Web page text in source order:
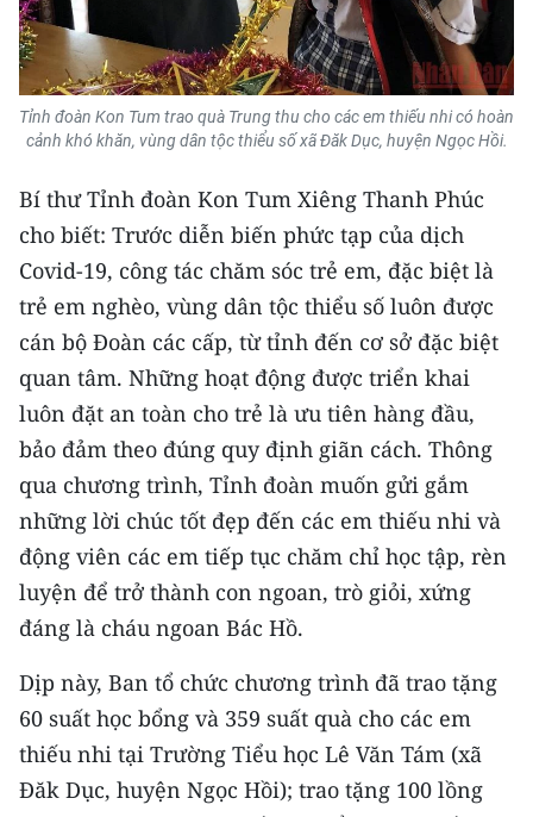
Media Y tế
Media Khoa học - Công nghệ
Media Môi trường
Infographic
TIN MỚI
TIN ĐỊA PHƯƠNG
Trung du và miền núi phía Bắc
Đồng bằng sông Hồng
Bắc Trung Bộ
Duyên hải Nam Trung Bộ và Tây
Nguyên
Đồng bằng sông Cửu Long
Chuyên trang Hà Nội
Tỉnh đoàn Kon Tum trao quà Trung thu cho các em thiếu nhi có hoàn
cảnh khó khăn, vùng dân tộc thiểu số xã Đăk Dục, huyện Ngọc Hồi.
Bí thư Tỉnh đoàn Kon Tum Xiêng Thanh Phúc
cho biết: Trước diễn biến phức tạp của dịch
Covid-19, công tác chăm sóc trẻ em, đặc biệt là
trẻ em nghèo, vùng dân tộc thiểu số luôn được
cán bộ Đoàn các cấp, từ tỉnh đến cơ sở đặc biệt
quan tâm. Những hoạt động được triển khai
luôn đặt an toàn cho trẻ là ưu tiên hàng đầu,
bảo đảm theo đúng quy định giãn cách. Thông
qua chương trình, Tỉnh đoàn muốn gửi gắm
những lời chúc tốt đẹp đến các em thiếu nhi và
động viên các em tiếp tục chăm chỉ học tập, rèn
luyện để trở thành con ngoan, trò giỏi, xứng
đáng là cháu ngoan Bác Hồ.
Dịp này, Ban tổ chức chương trình đã trao tặng
60 suất học bổng và 359 suất quà cho các em
thiếu nhi tại Trường Tiểu học Lê Văn Tám (xã
Đăk Dục, huyện Ngọc Hồi); trao tặng 100 lồng